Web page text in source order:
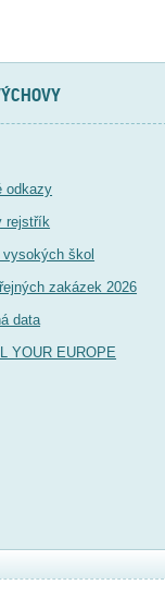
odkazy
rejstřík
vysokých škol
zakázek 2026
data
YOUR EUROPE